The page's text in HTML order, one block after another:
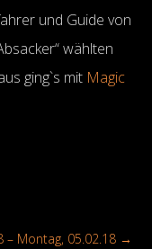
und Guide von
wählten
ging`s mit Magic
– Montag, 05.02.18 →